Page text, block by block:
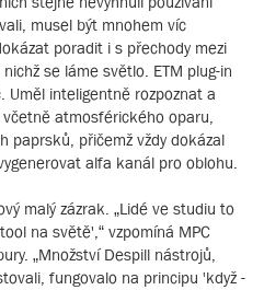
musel být mnohem víc
poradit i s přechody mezi
se láme světlo. ETM plug-in
Uměl inteligentně rozpoznat a
atmosférického oparu,
paprsků, přičemž vždy dokázal
alfa kanál pro oblohu.
malý zázrak. „Lidé ve studiu to
na světě',“ vzpomíná MPC
„Množství Despill nástrojů,
fungovalo na principu 'když -